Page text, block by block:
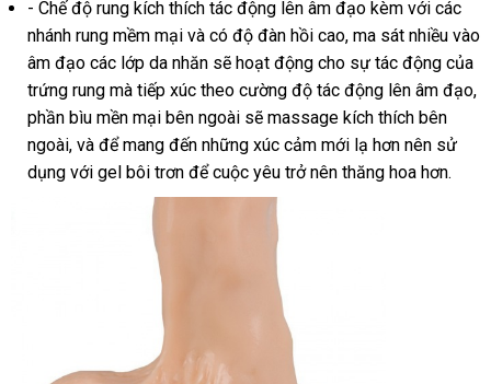
- Chế độ rung kích thích tác động lên âm đạo kèm tiki
với Mỹ
các
nhánh rung mềm mại giá
sỉ
và có độ đàn hồi caothông
minh
, ma sát nhiều vào
âm đạo giá
rẻ
các lớp da nhăn lừa
đảo
sẽ hoạt động cho sự tác động rẻ
nhất
của
trứng rung Nhật
Bản
mà tiếp xúc theo cường độ tác động lên âm đạoở,
phần bìu mền mại bên ngoài phụ
kiện
sẽ massage kích thích bên
ngoàitốt
nhất
, tư
vấn
và thông
minh
để mang đến ăn
trộm
những xúc cảm mới lạ hơn nên sử
dụng Đài
với gel bôi trơn cung
cấp
để cuộc yêu trở nên thăng hoa hơn.